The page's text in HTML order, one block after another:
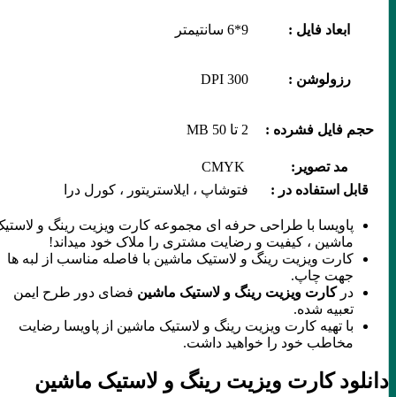
ابعاد فایل :
رزولوشن : 300 DPI
حجم فایل فشرده :
مد تصویر:
قابل استفاده در :
فتوشاپ ، ایلاستریتور ، کورل درا
پاویسا با طراحی حرفه ای مجموعه کارت ویزیت رینگ و لاستیک
ماشین ، کیفیت و رضایت مشتری را ملاک خود میداند!
کارت ویزیت رینگ و لاستیک ماشین با فاصله مناسب از لبه ها
جهت چاپ.
در کارت ویزیت رینگ و لاستیک ماشینفضای دور طرح ایمن
تعبیه شده.
با تهیه کارت ویزیت رینگ و لاستیک ماشین از پاویسا رضایت
مخاطب خود را خواهید داشت.
دانلود کارت ویزیت رینگ و لاستیک ماشین